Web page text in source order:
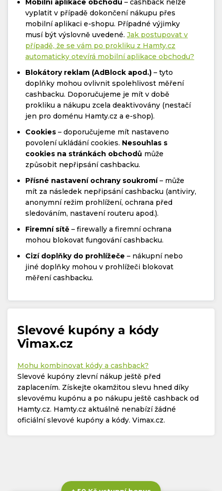
Mobilní aplikace obchodu – cashback nelze
vyplatit v případě dokončení nákupu přes
mobilní aplikaci e-shopu. Případné výjimky
musí být výslovně uvedené. Jak postupovat v
případě, že se vám po prokliku z Hamty.cz
automaticky otevírá mobilní aplikace obchodu?
Blokátory reklam (AdBlock apod.) – tyto
doplňky mohou ovlivnit spolehlivost měření
cashbacku. Doporučujeme je mít v době
prokliku a nákupu zcela deaktivovány (nestačí
jen pro doménu Hamty.cz a e-shop).
Cookies – doporučujeme mít nastaveno
povolení ukládání cookies. Nesouhlas s
cookies na stránkách obchodů může
způsobit nepřipsání cashbacku.
Přísné nastavení ochrany soukromí– může
mít za následek nepřipsání cashbacku (antiviry,
anonymní režim prohlížení, ochrana před
sledováním, nastavení routeru apod.).
Firemní sítě – firewally a firemní ochrana
mohou blokovat fungování cashbacku.
Cizí doplňky do prohlížeče – nákupní nebo
jiné doplňky mohou v prohlížeči blokovat
měření cashbacku.
Slevové kupóny a kódy
Vimax.cz
Mohu kombinovat kódy a cashback?
Slevové kupóny zlevní nákup ještě před
zaplacením. Získejte okamžitou slevu hned díky
slevovému kupónu a po nákupu ještě cashback od
Hamty.cz. Hamty.cz aktuálně nenabízí žádné
oficiální slevové kupóny a kódy. Vimax.cz.